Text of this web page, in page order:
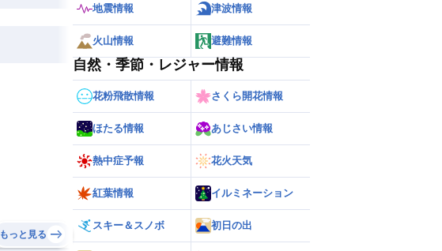
もっと見る
地震情報 津波情報
火山情報 避難情報
自然・季節・レジャー情報
花粉飛散情報 さくら開花情報
ほたる情報 あじさい情報
熱中症予報 花火天気
紅葉情報 イルミネーション
スキー＆スノボ 初日の出